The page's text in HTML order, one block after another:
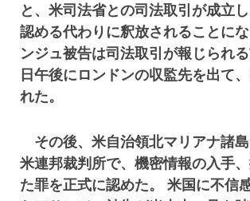
と、米司法省との司法取引が成立
認める代わりに釈放されることに
ンジュ被告は司法取引が報じられ
日午後にロンドンの収監先を出て
れた。
その後、米自治領北マリアナ諸
米連邦裁判所で、機密情報の入手
た罪を正式に認めた。 米国に不信